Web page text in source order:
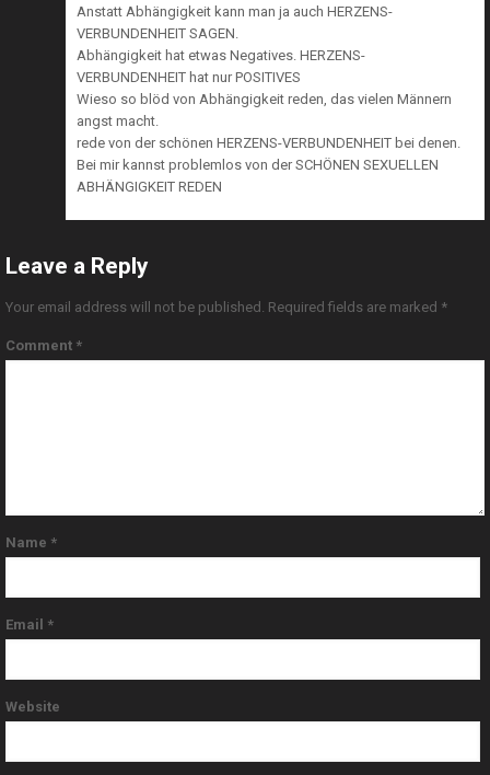
Anstatt Abhängigkeit kann man ja auch HERZENS-
VERBUNDENHEIT SAGEN.
Abhängigkeit hat etwas Negatives. HERZENS-
VERBUNDENHEIT hat nur POSITIVES
Wieso so blöd von Abhängigkeit reden, das vielen Männern
angst macht.
rede von der schönen HERZENS-VERBUNDENHEIT bei denen.
Bei mir kannst problemlos von der SCHÖNEN SEXUELLEN
ABHÄNGIGKEIT REDEN
Leave a Reply
Your email address will not be published. Required fields are marked *
Comment *
Name *
Email *
Website